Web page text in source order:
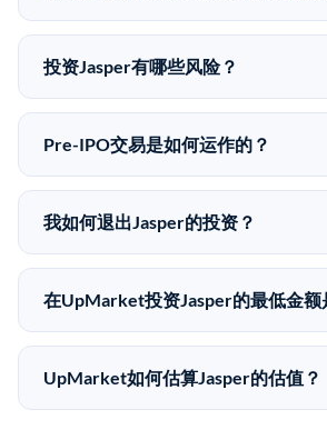
不同。
可以。合格投资者可以通过填写本页
upmarket.co创建账户来表达对Jasper
50,000美元。UpMarket是FINRA注册
自2019年以来已经纪超过5亿美元的另
投资Jasper有哪些风险？
Pre-IPO投资存在重大风险。Jasper的
味着没有公开市场可以快速出售。不存
可能全部损失的准备。私有公司的估
可能大幅波动。投资者应在投资前咨
Pre-IPO交易是如何运作的？
在Pre-IPO交易中，合格投资者通过二
股东（如员工、早期投资者或其他持有
为FINRA注册的经纪交易商促成这些
理合规、文件和结算事宜。
我如何退出Jasper的投资？
Pre-IPO持股主要有两种退出途径：在
售给其他买家，或持有直到公司完成
市场条件。任何退出的时间都是不可
做好多年持有的准备。
在UpMarket投资Jasper的最低金额
UpMarket上大多数Pre-IPO产品的最
50,000美元。具体金额可能因产品和
UpMarket如何估算Jasper的估值？